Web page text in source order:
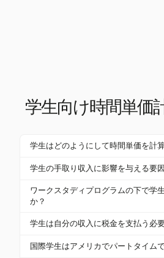
学生向け時間単価
学生はどのようにして時間単価を計
学生は、一定期間の総収入をそ
か月で$500を稼ぎ、50時間働い
$10です。
学生の手取り収入に影響を与える要
学生の手取り収入に影響を与え
び連邦の税金、適用されるFICA
することで、学生は財政を効果
ワークスタディプログラムの下で学
か？
ワークスタディプログラムの下
間働くことができます。学校は
学生は自分の収入に税金を支払う必
はい、学生は一般的に自分の収
国際学生はアメリカでパートタイム